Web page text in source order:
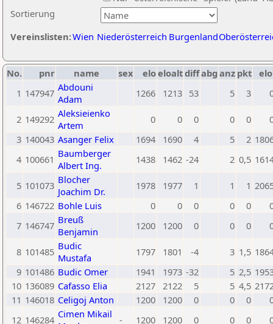
Sortierung
Vereinslisten:Wien Niederösterreich Burgenland
No. pnr name sex eloeloaltdiffabg anz pkt
1 147947 Abdouni
Adam
1266 1213 53 5 3
2 149292 Aleksieienko
Artem
0 0 0 0 0
3 140043 Asanger Felix 1694 1690 4 5 2
4 100661 Baumberger
Albert Ing.
1438 1462 -24 2 0,5
5 101073 Blocher
Joachim Dr.
1978 1977 1 1 1
6 146722 Bohle Luis 0 0 0 0 0
7 146747 Breuß
Benjamin
1200 1200 0 0 0
8 101485 Budic
Mustafa
1797 1801 -4 3 1,5
9 101486 Budic Omer 1941 1973 -32 5 2,5
10 136089 Cafasso Elia 2127 2122 5 5 4,5
11 146018 Celigoj Anton 1200 1200 0 0 0
12 146284 Cimen Mikail
- 1200 1200 0 0 0